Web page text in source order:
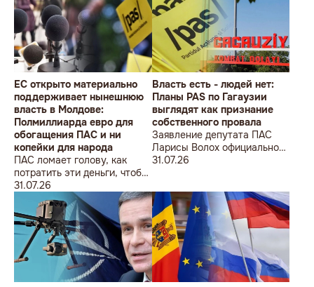
ÎMPOTRIVA MOLDOVEI!
Lecțiile istoriei și provocările
prezentului (la împlinirea a
550 de ani de la bătălia de la
Războieni)
ЕС открыто материально
поддерживает нынешнюю
власть в Молдове:
Полмиллиарда евро для
обогащения ПАС и ни
копейки для народа
ПАС ломает голову, как
потратить эти деньги, чтобы
оппозиция меньше ворчала,
ведь полмиллиарда
незаметно в карман не
положишь
31.07.26
Власть есть - людей нет:
Планы PAS по Гагаузии
выглядят как признание
собственного провала
Заявление депутата ПАС
Ларисы Волох официально
подтвердило провал
Молдовы
31.07.26